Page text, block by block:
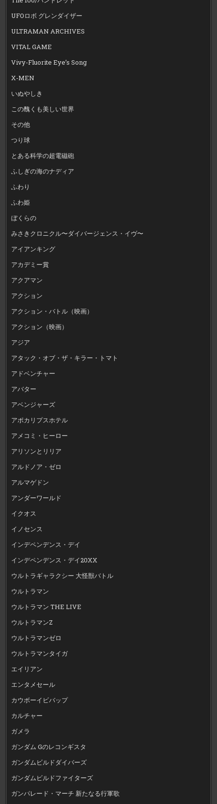
UFOロボ グレンダイザー
ULTRAMAN ARCHIVES
VITAL GAME
Vivy-Fluorite Eye’s Song
X-MEN
いぬやしき
この醜くも美しい世界
その他
つり球
とある科学の超電磁砲
ふしぎの海のナディア
ふわり
ふわ姫
ぼくらの
みさきクロニクル〜ダイバージェンス・イヴ〜
アイアンキング
アカデミー賞
アクアマン
アクション
アクション・バトル（映画）
アクション（映画）
アジア
アタック・オブ・ザ・キラー・トマト
アドベンチャー
アバター
アベンジャーズ
アポカリプスホテル
アメコミ・ヒーロー
アリソンとリリア
アルドノア・ゼロ
アルマゲドン
アンダーワールド
イクオス
イノセンス
インデペンデンス・デイ
インデペンデンス・デイ20XX
ウルトラギャラクシー 大怪獣バトル
ウルトラマン
ウルトラマン THE LIVE
ウルトラマンZ
ウルトラマンゼロ
ウルトラマンタイガ
エイリアン
エンタメセール
カウボーイビバップ
カルチャー
ガメラ
ガンダム Gのレコンギスタ
ガンダムビルドダイバーズ
ガンダムビルドファイターズ
ガンパレード・マーチ 新たなる行軍歌